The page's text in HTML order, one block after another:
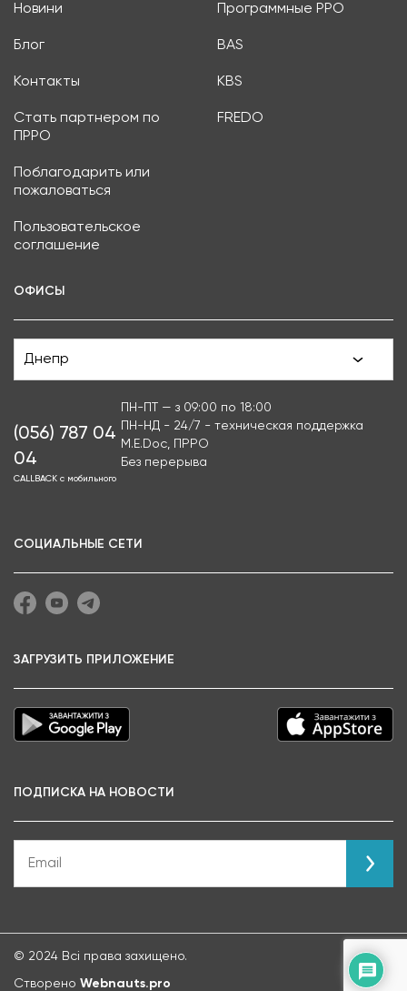
Новини
Блог
Контакты
Стать партнером по
ПРРО
Поблагодарить или
пожаловаться
Пользовательское
соглашение
Программные РРО
BAS
KBS
FREDO
ОФИСЫ
Днепр
(056) 787 04
04
CALLBACK с мобильного
ПН-ПТ — з 09:00 по 18:00
ПН-НД - 24/7 - техническая поддержка
M.E.Doc, ПРРО
Без перерыва
СОЦИАЛЬНЫЕ СЕТИ
ЗАГРУЗИТЬ ПРИЛОЖЕНИЕ
ПОДПИСКА НА НОВОСТИ
© 2024 Всі права захищено.
Створено Webnauts.pro